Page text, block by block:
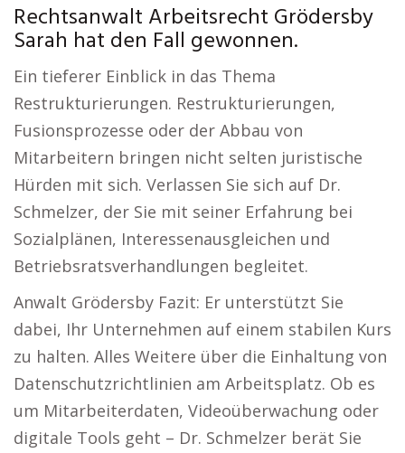
Rechtsanwalt Arbeitsrecht Grödersby
Sarah hat den Fall gewonnen.
Ein tieferer Einblick in das Thema
Restrukturierungen. Restrukturierungen,
Fusionsprozesse oder der Abbau von
Mitarbeitern bringen nicht selten juristische
Hürden mit sich. Verlassen Sie sich auf Dr.
Schmelzer, der Sie mit seiner Erfahrung bei
Sozialplänen, Interessenausgleichen und
Betriebsratsverhandlungen begleitet.
Anwalt Grödersby Fazit: Er unterstützt Sie
dabei, Ihr Unternehmen auf einem stabilen Kurs
zu halten. Alles Weitere über die Einhaltung von
Datenschutzrichtlinien am Arbeitsplatz. Ob es
um Mitarbeiterdaten, Videoüberwachung oder
digitale Tools geht – Dr. Schmelzer berät Sie